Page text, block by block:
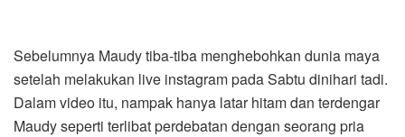
Sebelumnya Maudy tiba-tiba menghebohkan dunia maya
setelah melakukan live instagram pada Sabtu dinihari tadi.
Dalam video itu, nampak hanya latar hitam dan terdengar
Maudy seperti terlibat perdebatan dengan seorang pria